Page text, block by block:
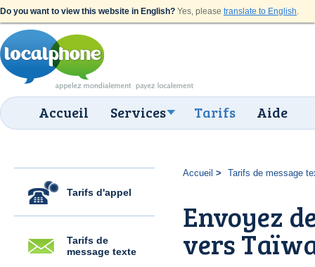
Do you want to view this website in English? Yes, please translate to English.
Accueil Services Tarifs Aide
Tarifs d'appel
Tarifs de
message texte
Accueil Tarifs de message
Envoyez
vers